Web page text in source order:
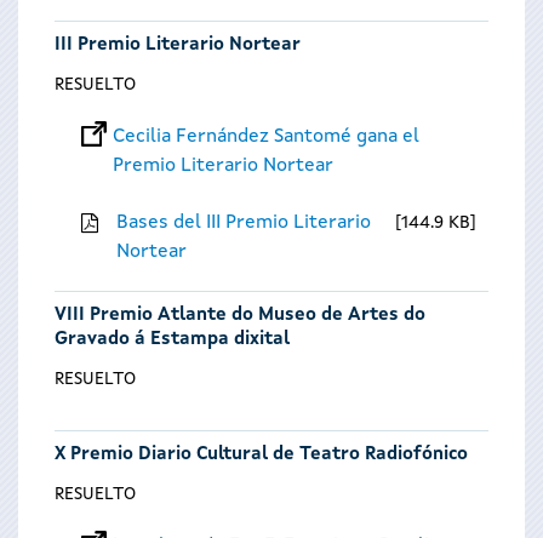
III Premio Literario Nortear
RESUELTO
Cecilia Fernández Santomé gana el
Premio Literario Nortear
Bases del III Premio Literario
Nortear
144.9 KB
VIII Premio Atlante do Museo de Artes do
Gravado á Estampa dixital
RESUELTO
X Premio Diario Cultural de Teatro Radiofónico
RESUELTO